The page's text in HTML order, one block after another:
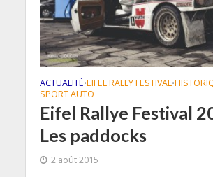
ACTUALITÉ•EIFEL RALLY FESTIVAL•
SPORT AUTO
Eifel Rallye Festival
Les paddocks
2 août 2015